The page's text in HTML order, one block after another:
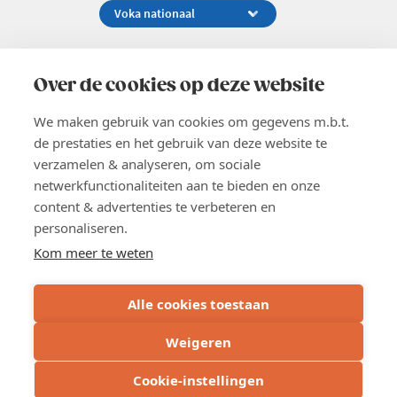
Over de cookies op deze website
We maken gebruik van cookies om gegevens m.b.t.
de prestaties en het gebruik van deze website te
verzamelen & analyseren, om sociale
netwerkfunctionaliteiten aan te bieden en onze
content & advertenties te verbeteren en
personaliseren.
Kom meer te weten
Alle cookies toestaan
Weigeren
Cookie-instellingen
Inschrijven
02 229 81 11
EN
Word lid
Voka 2026
Privacyverklaring
Cookie verklaring
Cookie instellingen